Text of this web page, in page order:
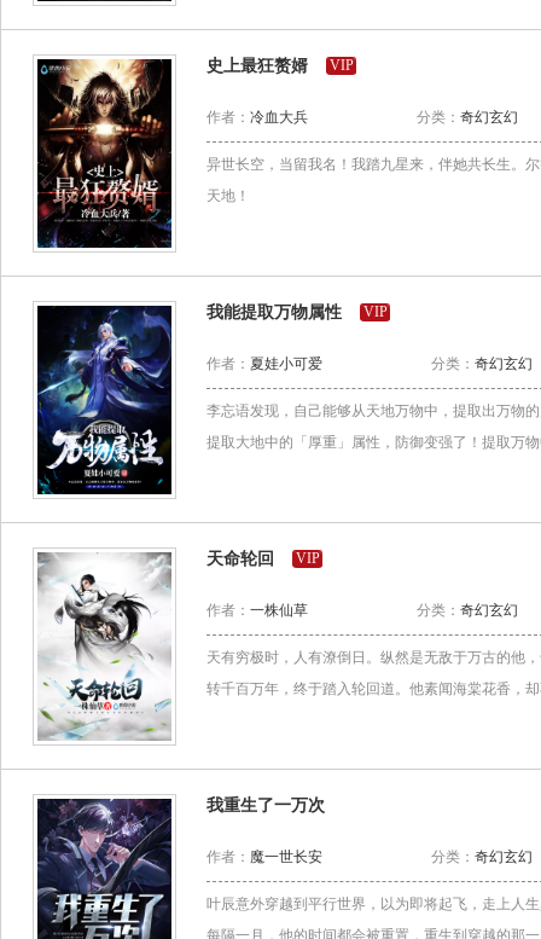
史上最狂赘婿 VIP
作者： 冷血大兵 分类： 奇幻玄幻
异世长空，当留我名！我踏九星来，伴她共长生。
天地！
我能提取万物属性 VIP
作者： 夏娃小可爱 分类： 奇幻玄幻
李忘语发现，自己能够从天地万物中，提取出万物
提取大地中的「厚重」属性，防御变强了！提取万
天命轮回 VIP
作者： 一株仙草 分类： 奇幻玄幻
天有穷极时，人有潦倒日。纵然是无敌于万古的他
转千百万年，终于踏入轮回道。他素闻海棠花香，
我重生了一万次
作者： 魔一世长安 分类： 奇幻玄幻
叶辰意外穿越到平行世界，以为即将起飞，走上人
每隔一月，他的时间都会被重置，重生到穿越的那